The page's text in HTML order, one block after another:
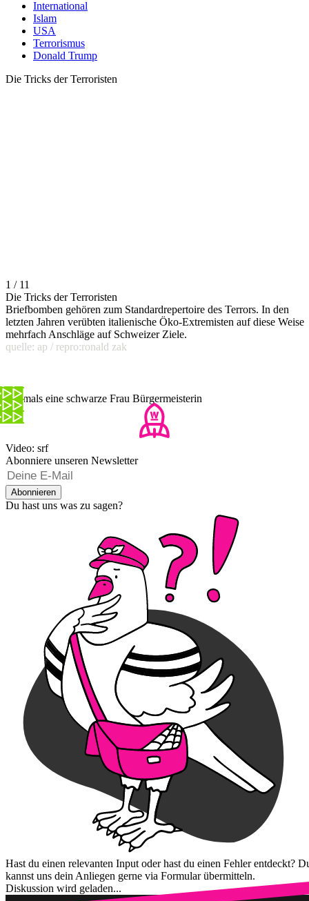
International
Islam
USA
Terrorismus
Donald Trump
Die Tricks der Terroristen
1 / 11
Die Tricks der Terroristen
Briefbomben gehören zum Standardrepertoire des Terrors. In den
letzten Jahren verübten italienische Öko-Extremisten auf diese Weise
mehrfach Anschläge auf Schweizer Ziele.
quelle: ap / repro:ronald zak
Erstmals eine schwarze Frau Bürgermeisterin
Video: srf
Abonniere unseren Newsletter
Abonnieren
Du hast uns was zu sagen?
Hast du einen relevanten Input oder hast du einen Fehler entdeckt?
kannst uns dein Anliegen gerne via Formular übermitteln.
Diskussion wird geladen...